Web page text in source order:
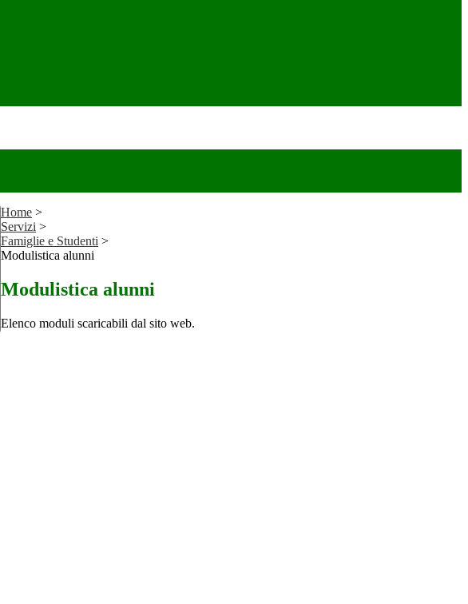
Home >
Servizi >
Famiglie e Studenti >
Modulistica alunni
Modulistica alunni
Elenco moduli scaricabili dal sito web.